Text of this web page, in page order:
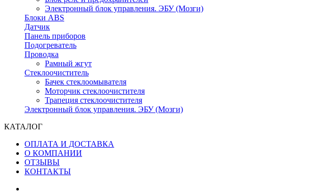
Электронный блок управления. ЭБУ (Мозги)
Блоки ABS
Датчик
Панель приборов
Подогреватель
Проводка
Рамный жгут
Стеклоочиститель
Бачек стеклоомывателя
Моторчик стеклоочистителя
Трапеция стеклоочистителя
Электронный блок управления. ЭБУ (Мозги)
КАТАЛОГ
ОПЛАТА И ДОСТАВКА
О КОМПАНИИ
ОТЗЫВЫ
КОНТАКТЫ